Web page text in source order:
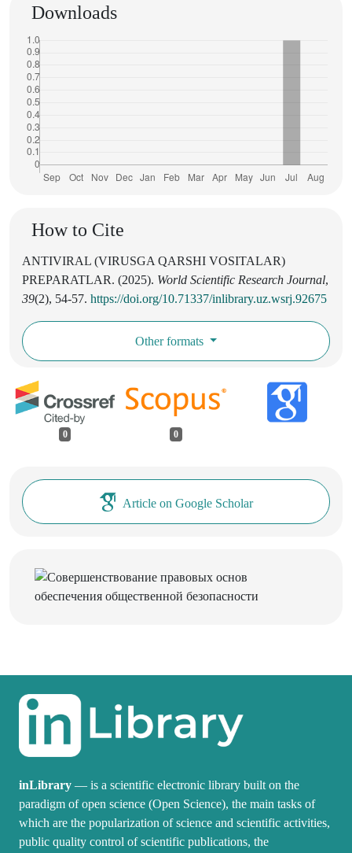
Downloads
How to Cite
ANTIVIRAL (VIRUSGA QARSHI VOSITALAR)
PREPARATLAR. (2025). World Scientific Research Journal,
39(2), 54-57. https://doi.org/10.71337/inlibrary.uz.wsrj.92675
Other formats
0 0
Article on Google Scholar
inLibrary — is a scientific electronic library built on the
paradigm of open science (Open Science), the main tasks of
which are the popularization of science and scientific activities,
public quality control of scientific publications, the